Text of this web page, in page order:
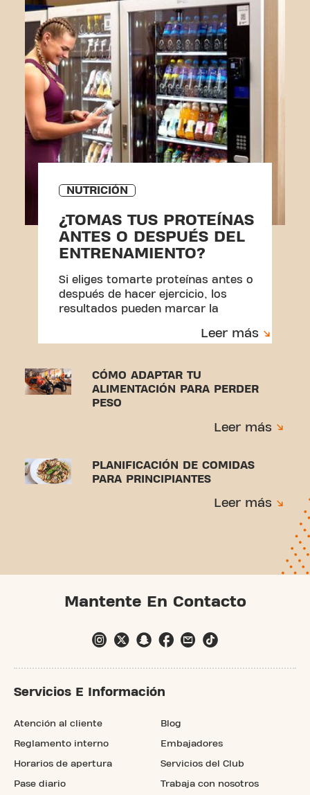
NUTRICIÓN
¿TOMAS TUS PROTEÍNAS
ANTES O DESPUÉS DEL
ENTRENAMIENTO?
Si eliges tomarte proteínas antes o
después de hacer ejercicio, los
resultados pueden marcar la
Leer más
CÓMO ADAPTAR TU
ALIMENTACIÓN PARA PERDER
PESO
Leer más
PLANIFICACIÓN DE COMIDAS
PARA PRINCIPIANTES
Leer más
Mantente En Contacto
Servicios E Información
Atención al cliente
Reglamento interno
Horarios de apertura
Pase diario
Blog
Embajadores
Servicios del Club
Trabaja con nosotros